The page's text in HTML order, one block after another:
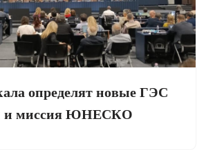
определят новые ГЭС
и миссия ЮНЕСКО